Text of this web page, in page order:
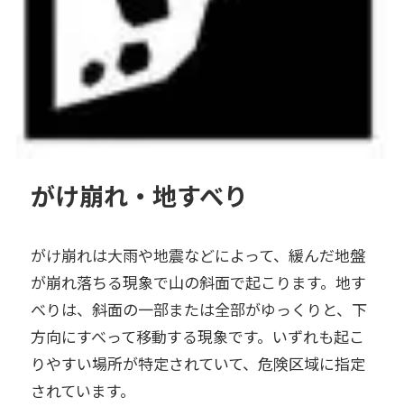
がけ崩れ・地すべり
がけ崩れは大雨や地震などによって、緩んだ地盤
が崩れ落ちる現象で山の斜面で起こります。地す
べりは、斜面の一部または全部がゆっくりと、下
方向にすべって移動する現象です。いずれも起こ
りやすい場所が特定されていて、危険区域に指定
されています。